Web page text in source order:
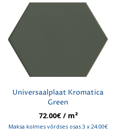
Universaalplaat Kromatica
Green
72.00€/ m²
Maksa kolmes võrdses osas 3 x 24.00€